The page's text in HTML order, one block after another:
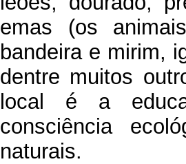
emas (os
bandeira e mirim,
dentre muitos
local é a
consciência
naturais.